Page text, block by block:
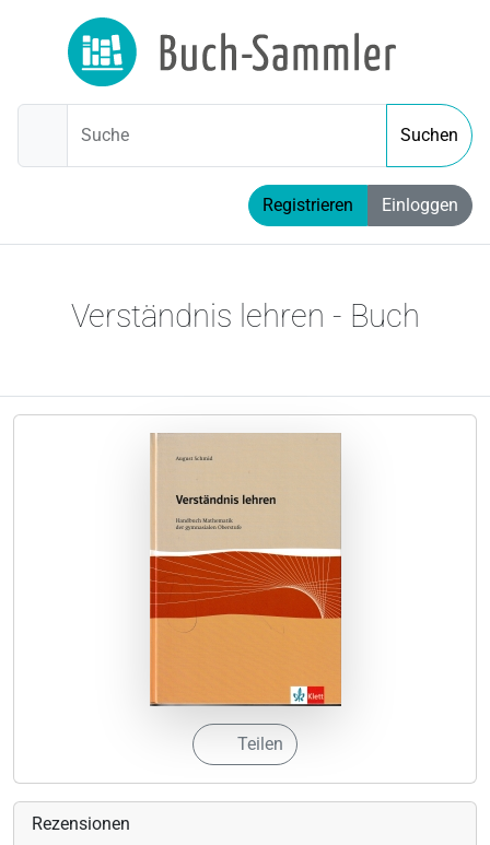
Suche Suchen
Registrieren Einloggen
Verständnis lehren - Buch
Teilen
Rezensionen